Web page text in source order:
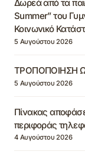
Δωρεά από τα
Summer” του
Κοινωνικό
5 Αυγούστου 2026
ΤΡΟΠΟΠΟΙΗΣΗ
5 Αυγούστου 2026
Πίνακας
περιφοράς
4 Αυγούστου 2026